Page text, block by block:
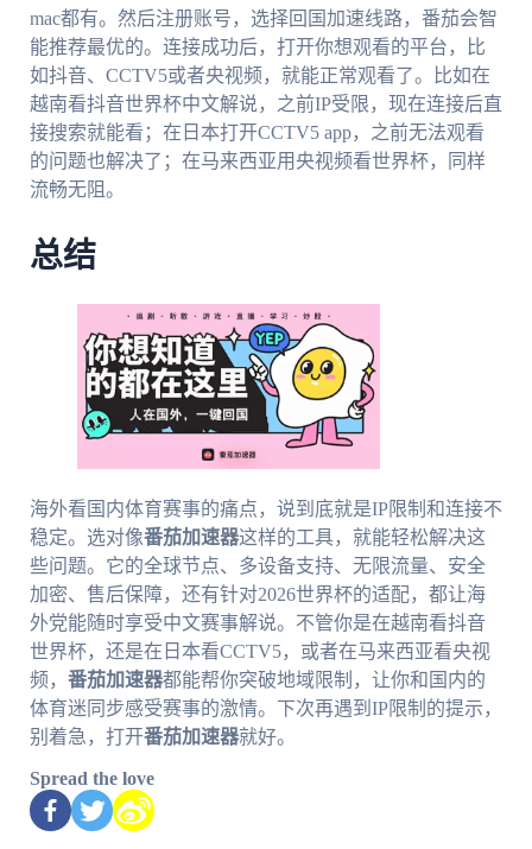
mac都有。然后注册账号，选择回国加速线路，番茄会智
能推荐最优的。连接成功后，打开你想观看的平台，比
如抖音、CCTV5或者央视频，就能正常观看了。比如在
越南看抖音世界杯中文解说，之前IP受限，现在连接后直
接搜索就能看；在日本打开CCTV5 app，之前无法观看
的问题也解决了；在马来西亚用央视频看世界杯，同样
流畅无阻。
总结
海外看国内体育赛事的痛点，说到底就是IP限制和连接不
稳定。选对像番茄加速器这样的工具，就能轻松解决这
些问题。它的全球节点、多设备支持、无限流量、安全
加密、售后保障，还有针对2026世界杯的适配，都让海
外党能随时享受中文赛事解说。不管你是在越南看抖音
世界杯，还是在日本看CCTV5，或者在马来西亚看央视
频， 番茄加速器都能帮你突破地域限制，让你和国内的
体育迷同步感受赛事的激情。下次再遇到IP限制的提示，
别着急，打开番茄加速器就好。
Spread the love